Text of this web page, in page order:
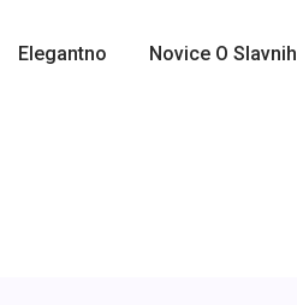
Elegantno Novice O Slavnih